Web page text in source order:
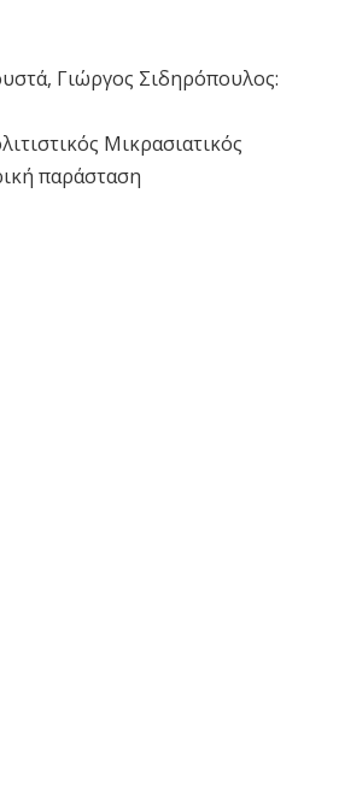
Γιώργος Σιδηρόπουλος:
Μικρασιατικός
παράσταση